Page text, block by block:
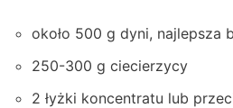
około 500 g dyni, najlepsza
250-300 g ciecierzycy
2 łyżki koncentratu lub